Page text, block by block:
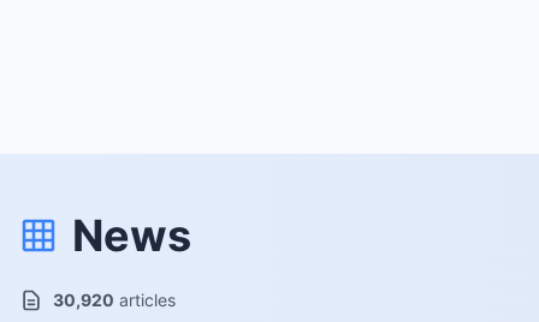
News
30,920 articles